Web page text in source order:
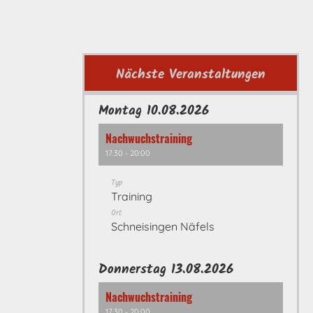
Nächste Veranstaltungen
Montag 10.08.2026
Nachwuchstraining
17:30 - 20:00
Typ
Training
Ort
Schneisingen Näfels
Donnerstag 13.08.2026
Nachwuchstraining